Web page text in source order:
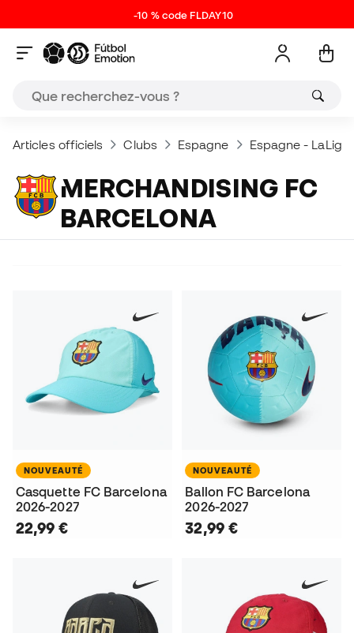
-10 % code FLDAY10
Articles officiels Clubs Espagne Espagne - LaLiga
MERCHANDISING FC
BARCELONA
NOUVEAUTÉ
Casquette FC Barcelona
2026-2027
22,99 €
NOUVEAUTÉ
Ballon FC Barcelona
2026-2027
32,99 €